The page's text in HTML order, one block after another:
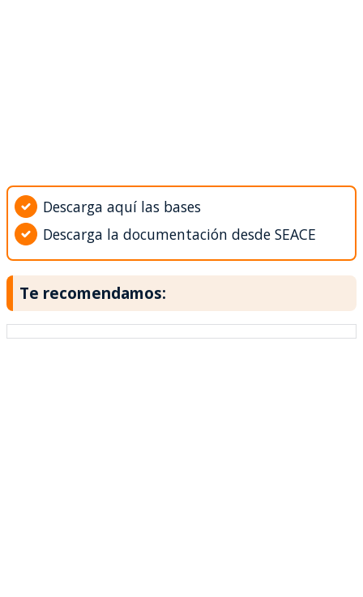
Descarga aquí las bases
Descarga la documentación desde SEACE
Te recomendamos: